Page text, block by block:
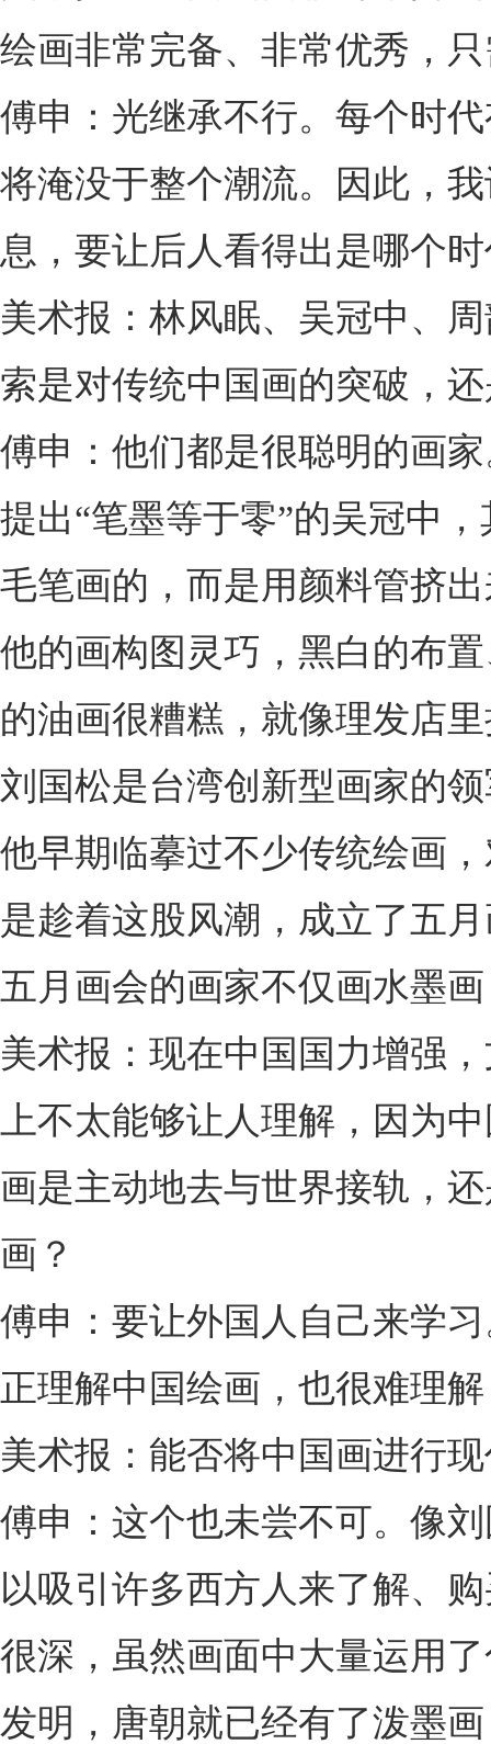
绘画非常完备、非常优秀，
傅申：光继承不行。每个时
将淹没于整个潮流。因此，
息，要让后人看得出是哪个
美术报：林风眠、吴冠中、
索是对传统中国画的突破，
傅申：他们都是很聪明的画
提出“笔墨等于零”的吴冠中
毛笔画的，而是用颜料管挤
他的画构图灵巧，黑白的布
的油画很糟糕，就像理发店
刘国松是台湾创新型画家的
他早期临摹过不少传统绘画
是趁着这股风潮，成立了五
五月画会的画家不仅画水墨
美术报：现在中国国力增强
上不太能够让人理解，因为
画是主动地去与世界接轨，
画？
傅申：要让外国人自己来学
正理解中国绘画，也很难理
美术报：能否将中国画进行
傅申：这个也未尝不可。像
以吸引许多西方人来了解、
很深，虽然画面中大量运用
发明，唐朝就已经有了泼墨